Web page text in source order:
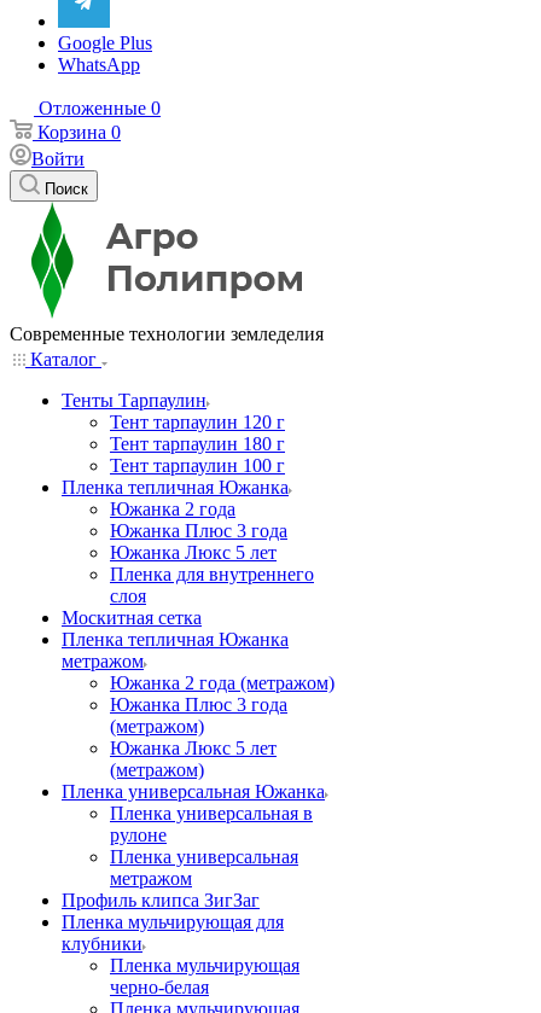
Google Plus
WhatsApp
Отложенные 0
Корзина 0
Войти
Поиск
Современные технологии земледелия
Каталог
Тенты Тарпаулин
Тент тарпаулин 120 г
Тент тарпаулин 180 г
Тент тарпаулин 100 г
Пленка тепличная Южанка
Южанка 2 года
Южанка Плюс 3 года
Южанка Люкс 5 лет
Пленка для внутреннего
слоя
Москитная сетка
Пленка тепличная Южанка
метражом
Южанка 2 года (метражом)
Южанка Плюс 3 года
(метражом)
Южанка Люкс 5 лет
(метражом)
Пленка универсальная Южанка
Пленка универсальная в
рулоне
Пленка универсальная
метражом
Профиль клипса ЗигЗаг
Пленка мульчирующая для
клубники
Пленка мульчирующая
черно-белая
Пленка мульчирующая